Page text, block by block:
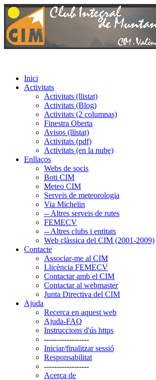
Inici
Activitats
Activitats (llistat)
Activitats (Blog)
Activitats (2 columnas)
Finestra Oberta
Avisos (llistat)
Activitats (pdf)
Activitats (en la nube)
Enllaços
Webs de socis
Boti CIM
Meteo CIM
Serveis de meteorologia
Via Michelin
-- Altres serveis de rutes
FEMECV
-- Altres clubs i entitats
Web clàssica del CIM (2001-2009)
Contacte
Associar-me al CIM
Llicència FEMECV
Contactar amb el CIM
Contactar al webmaster
Junta Directiva del CIM
Ajuda
Recerca en aquest web
Ajuda-FAQ
Instruccions d'ús https
------------------
Iniciar/finalitzar sessió
Responsabilitat
------------------
Acerca de